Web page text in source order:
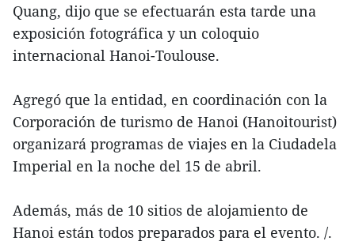
Quang, dijo que se efectuarán esta tarde una
exposición fotográfica y un coloquio
internacional Hanoi-Toulouse.
Agregó que la entidad, en coordinación con la
Corporación de turismo de Hanoi (Hanoitourist)
organizará programas de viajes en la Ciudadela
Imperial en la noche del 15 de abril.
Además, más de 10 sitios de alojamiento de
Hanoi están todos preparados para el evento. /.